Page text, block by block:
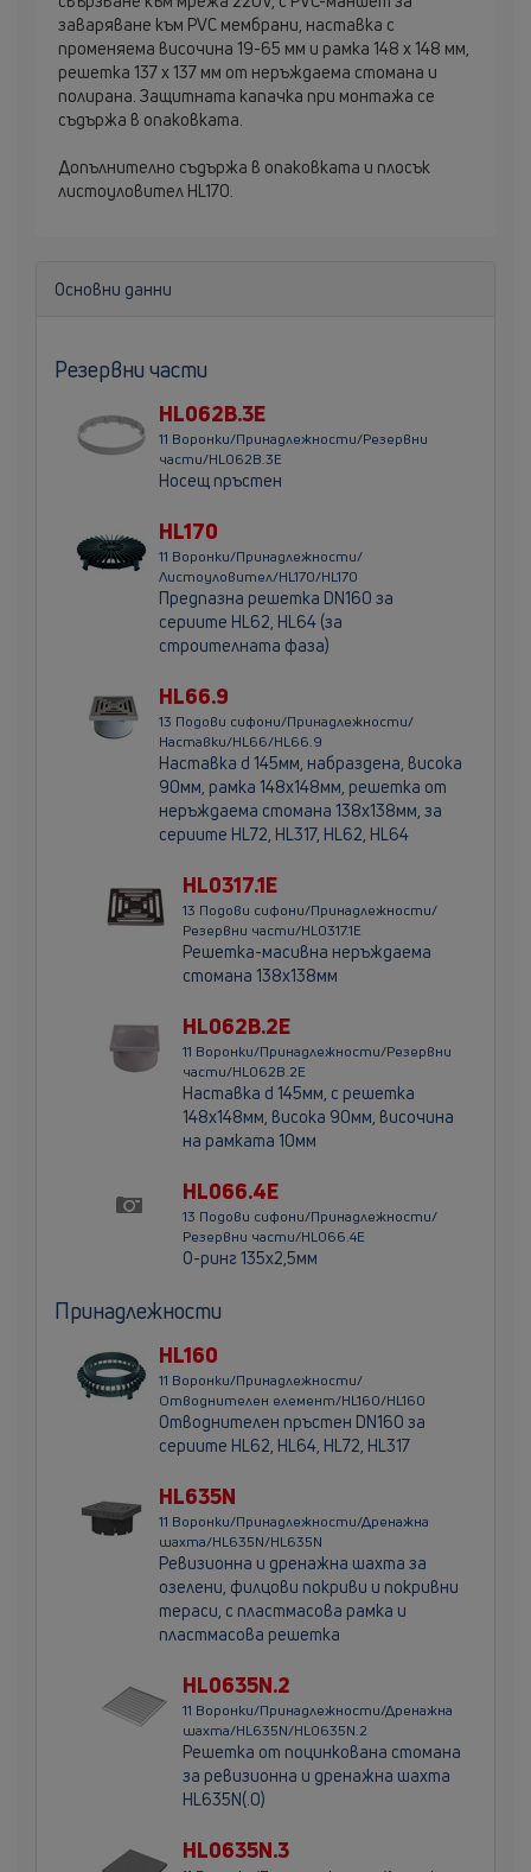
заваряване към PVC мембрани, наставка с
променяема височина 19-65 мм и рамка 148 х 148 мм,
решетка 137 х 137 мм от неръждаема стомана и
полирана. Защитната капачка при монтажа се
съдържа в опаковката.
Допълнително съдържа в опаковката и плосък
листоуловител HL170.
Основни данни
Резервни части
HL062B.3E
11 Воронки/Принадлежности/Резервни
части/HL062B.3E
Носещ пръстен
HL170
11 Воронки/Принадлежности/
Листоуловител/HL170/HL170
Предпазна решетка DN160 за
сериите HL62, HL64 (за
строителната фаза)
HL66.9
13 Подови сифони/Принадлежности/
Наставки/HL66/HL66.9
Наставка d 145мм, набраздена, висока
90мм, рамка 148х148мм, решетка от
неръждаема стомана 138х138мм, за
сериите HL72, HL317, HL62, HL64
HL0317.1E
13 Подови сифони/Принадлежности/
Резервни части/HL0317.1E
Решетка-масивна неръждаема
стомана 138х138мм
HL062B.2E
11 Воронки/Принадлежности/Резервни
части/HL062B.2E
Наставка d 145мм, с решетка
148х148мм, висока 90мм, височина
на рамката 10мм
HL066.4E
13 Подови сифони/Принадлежности/
Резервни части/HL066.4E
О-ринг 135х2,5мм
Принадлежности
HL160
11 Воронки/Принадлежности/
Отводнителен елемент/HL160/HL160
Отводнителен пръстен DN160 за
сериите HL62, HL64, HL72, HL317
HL635N
11 Воронки/Принадлежности/Дренажна
шахта/HL635N/HL635N
Ревизионна и дренажна шахта за
озелени, филцови покриви и покривни
тераси, с пластмасова рамка и
пластмасова решетка
HL0635N.2
11 Воронки/Принадлежности/Дренажна
шахта/HL635N/HL0635N.2
Решетка от поцинкована стоманa
за ревизионна и дренажна шахта
HL635N(.0)
HL0635N.3